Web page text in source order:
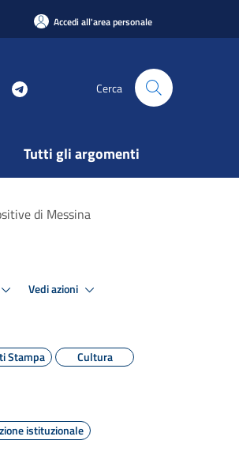
Accedi all'area personale
Cerca
Tutti gli argomenti
di Messina
Vedi azioni
Stampa
Cultura
istituzionale